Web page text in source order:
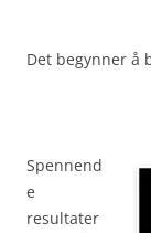
Det begynner å
Spennend
e
resultater